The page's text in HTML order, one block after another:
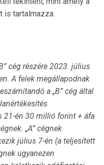
is tartalmazza.
cég részére 2023. július
A felek megállapodnak
a „B” cég által
21-én 30 millió forint + áfa
„A” cégnek
július 7-én (a teljesített
ugyanezen